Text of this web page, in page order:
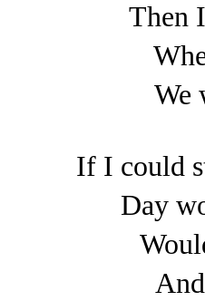
Then
We
If I could
Day